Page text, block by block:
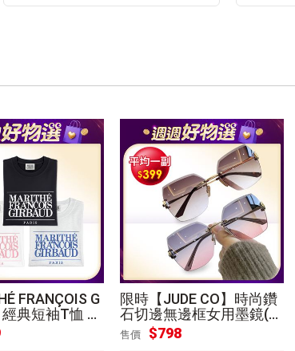
FRANÇOIS G
典短袖T恤 多
]
限時【JUDE CO】時尚鑽
石切邊無邊框女用墨鏡(附
收納盒) [2入組]
售價 $798